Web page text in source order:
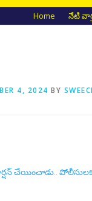
Home నేటి
4, 2024 BY
చేయించాడు..